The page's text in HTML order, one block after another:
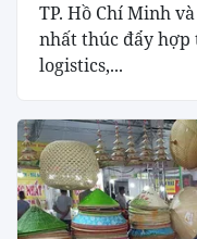
TP. Hồ Chí Minh
nhất thúc đẩy
logistics,...